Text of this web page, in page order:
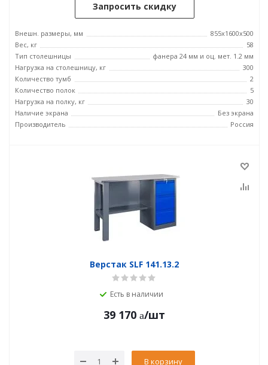
Запросить скидку
Внешн. размеры, мм
855x1600x500
Вес, кг
58
Тип столешницы
фанера 24 мм и оц. мет. 1.2 мм
Нагрузка на столешницу, кг
300
Количество тумб
2
Количество полок
5
Нагрузка на полку, кг
30
Наличие экрана
Без экрана
Производитель
Россия
Верстак SLF 141.13.2
Есть в наличии
39 170 /шт
В корзину